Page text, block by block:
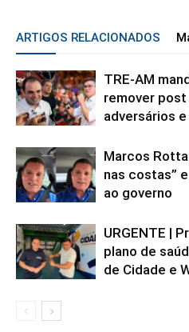
ARTIGOS RELACIONADOS
TRE-AM
remover
adversários e
Marcos
nas costas”
ao governo
URGENTE |
plano de
de Cidade e